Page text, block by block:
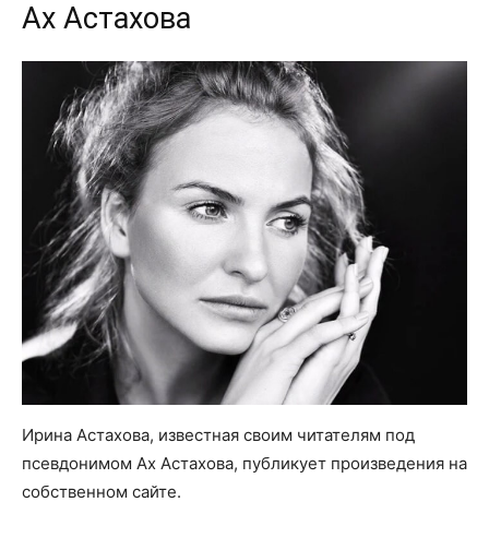
Ах Астахова
Ирина Астахова, известная своим читателям под
псевдонимом Ах Астахова, публикует произведения на
собственном сайте.